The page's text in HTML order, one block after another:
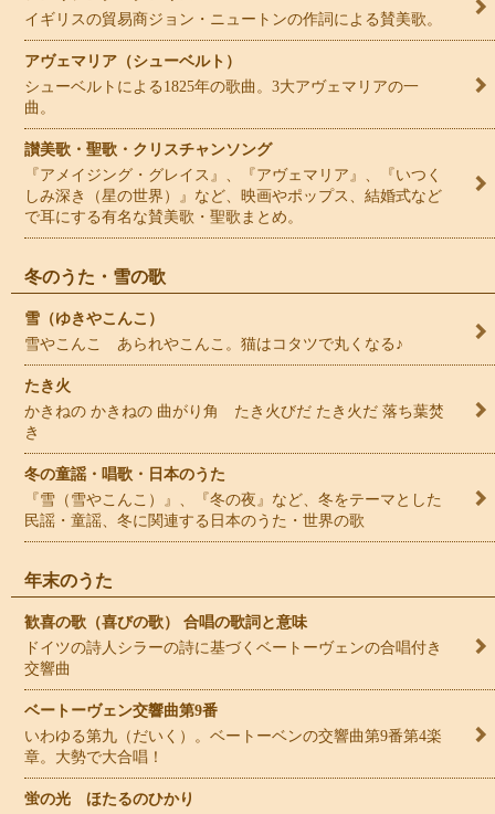
イギリスの貿易商ジョン・ニュートンの作詞による賛美歌。
アヴェマリア（シューベルト）
シューベルトによる1825年の歌曲。3大アヴェマリアの一
曲。
讃美歌・聖歌・クリスチャンソング
『アメイジング・グレイス』、『アヴェマリア』、『いつく
しみ深き（星の世界）』など、映画やポップス、結婚式など
で耳にする有名な賛美歌・聖歌まとめ。
冬のうた・雪の歌
雪（ゆきやこんこ）
雪やこんこ あられやこんこ。猫はコタツで丸くなる♪
たき火
かきねの かきねの 曲がり角 たき火びだ たき火だ 落ち葉焚
き
冬の童謡・唱歌・日本のうた
『雪（雪やこんこ）』、『冬の夜』など、冬をテーマとした
民謡・童謡、冬に関連する日本のうた・世界の歌
年末のうた
歓喜の歌（喜びの歌） 合唱の歌詞と意味
ドイツの詩人シラーの詩に基づくベートーヴェンの合唱付き
交響曲
ベートーヴェン交響曲第9番
いわゆる第九（だいく）。ベートーベンの交響曲第9番第4楽
章。大勢で大合唱！
蛍の光 ほたるのひかり